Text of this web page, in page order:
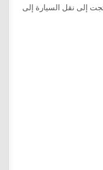
إلى نقل السيارة إلى